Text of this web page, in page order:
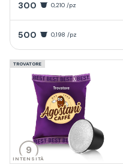
300 0,210 /pz
500 0,198 /pz
TROVATORE
9
INTENSITÀ